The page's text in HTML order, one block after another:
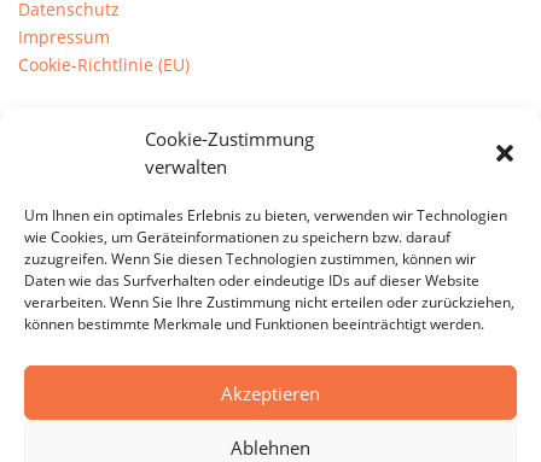
Cookie-Zustimmung
verwalten
Um Ihnen ein optimales Erlebnis zu bieten, verwenden wir Technologien
wie Cookies, um Geräteinformationen zu speichern bzw. darauf
zuzugreifen. Wenn Sie diesen Technologien zustimmen, können wir
Daten wie das Surfverhalten oder eindeutige IDs auf dieser Website
verarbeiten. Wenn Sie Ihre Zustimmung nicht erteilen oder zurückziehen,
können bestimmte Merkmale und Funktionen beeinträchtigt werden.
Akzeptieren
Ablehnen
Datenschutz
Impressum
Cookie-Richtlinie (EU)
Anschrift
Concept-MSolution for Fitness
Einzelunternehmen Joshua Windmann
Weddigenstr. 66
42389 Wuppertal
+49 177 – 4040162